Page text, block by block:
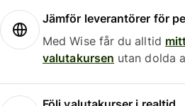
Jämför leverantörer för
Med Wise får du alltid
valutakursen utan dolda